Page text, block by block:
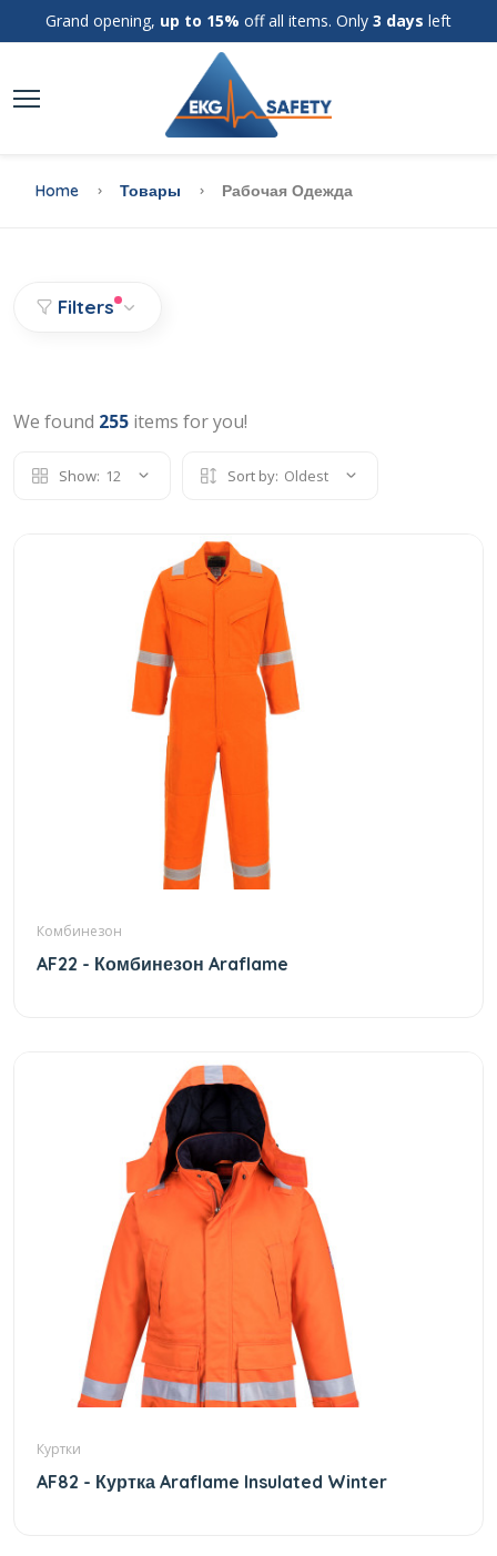
Grand opening, up to 15% off all items. Only 3 days left
Home Товары Рабочая Одежда
Filters
We found 255 items for you!
Show: 12 Sort by: Oldest
Комбинезон
AF22 - Комбинезон Araflame
Куртки
AF82 - Куртка Araflame Insulated Winter